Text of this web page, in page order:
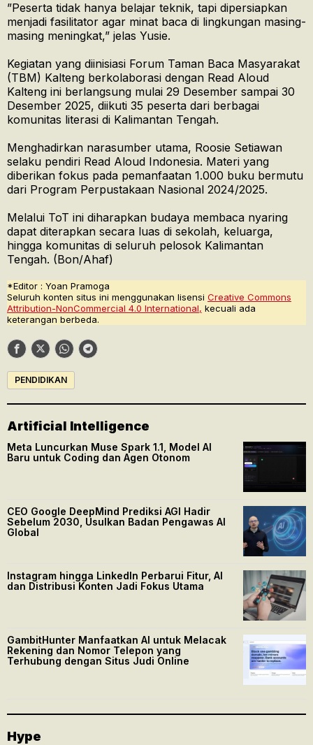
​”Peserta tidak hanya belajar teknik, tapi dipersiapkan
menjadi fasilitator agar minat baca di lingkungan masing-
masing meningkat,” jelas Yusie.
Kegiatan yang diinisiasi Forum Taman Baca Masyarakat
(TBM) Kalteng berkolaborasi dengan Read Aloud
Kalteng ini berlangsung mulai 29 Desember sampai 30
Desember 2025, diikuti 35 peserta dari berbagai
komunitas literasi di Kalimantan Tengah.
Menghadirkan narasumber utama, Roosie Setiawan
selaku pendiri Read Aloud Indonesia. Materi yang
diberikan fokus pada pemanfaatan 1.000 buku bermutu
dari Program Perpustakaan Nasional 2024/2025.
​Melalui ToT ini diharapkan budaya membaca nyaring
dapat diterapkan secara luas di sekolah, keluarga,
hingga komunitas di seluruh pelosok Kalimantan
Tengah. (Bon/Ahaf)
*Editor : Yoan Pramoga
Seluruh konten situs ini menggunakan lisensi Creative Commons
Attribution-NonCommercial 4.0 International, kecuali ada
keterangan berbeda.
PENDIDIKAN
Artificial Intelligence
Meta Luncurkan Muse Spark 1.1, Model AI
Baru untuk Coding dan Agen Otonom
CEO Google DeepMind Prediksi AGI Hadir
Sebelum 2030, Usulkan Badan Pengawas AI
Global
Instagram hingga LinkedIn Perbarui Fitur, AI
dan Distribusi Konten Jadi Fokus Utama
GambitHunter Manfaatkan AI untuk Melacak
Rekening dan Nomor Telepon yang
Terhubung dengan Situs Judi Online
Hype